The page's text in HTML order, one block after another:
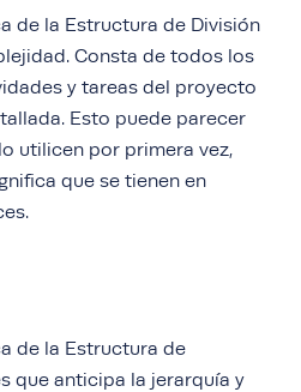
de la Estructura de División
Consta de todos los
y tareas del proyecto
Esto puede parecer
utilicen por primera vez,
que se tienen en
de la Estructura de
que anticipa la jerarquía y